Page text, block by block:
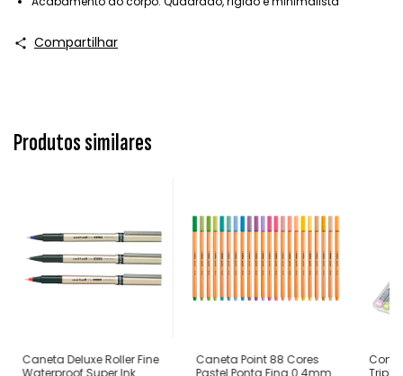
Compartilhar
Produtos similares
Caneta Deluxe Roller Fine
Waterproof Super Ink
Caneta Point 88 Cores
Pastel Ponta Fina 0.4mm